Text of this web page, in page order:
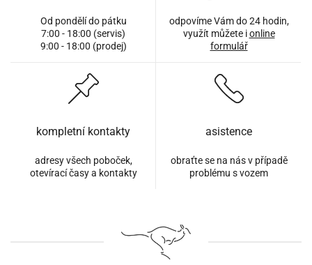
Od pondělí do pátku
7:00 - 18:00 (servis)
9:00 - 18:00 (prodej)
odpovíme Vám do 24 hodin,
využít můžete ionline
formulář
kompletní kontakty
adresy všech poboček,
otevírací časy a kontakty
asistence
obraťte se na nás v případě
problému s vozem